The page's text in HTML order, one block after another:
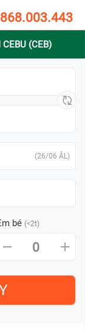
(CEB)
(26/06 ÂL)
bé (<2t)
0